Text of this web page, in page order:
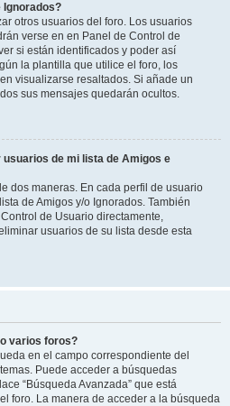
Ignorados?
otros usuarios del foro. Los usuarios
verse en en Panel de Control de
si están identificados y poder así
la plantilla que utilice el foro, los
visualizarse resaltados. Si añade un
sus mensajes quedarán ocultos.
de mi lista de Amigos e
dos maneras. En cada perfil de usuario
de Amigos y/o Ignorados. También
de Usuario directamente,
usuarios de su lista desde esta
varios foros?
en el campo correspondiente del
Puede acceder a búsquedas
“Búsqueda Avanzada” que está
foro. La manera de acceder a la búsqueda